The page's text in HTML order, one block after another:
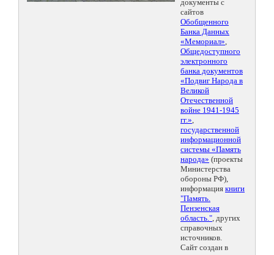
документы с
сайтов
Обобщенного
Банка Данных
«Мемориал»,
Общедоступного
электронного
банка документов
«Подвиг Народа в
Великой
Отечественной
войне 1941-1945
гг.»,
государственной
информационной
системы «Память
народа» (проекты
Министерства
обороны РФ),
информация книги
"Память.
Пензенская
область.", других
справочных
источников.
Сайт создан в